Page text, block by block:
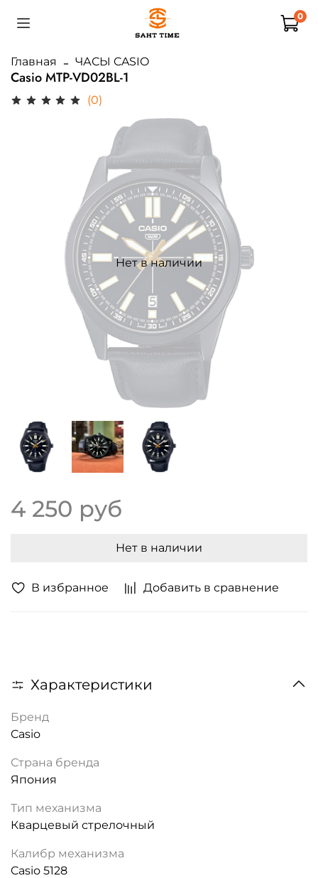
0
Главная ЧАСЫ CASIO
Casio MTP-VD02BL-1
(0)
В избранное Добавить в сравнение
Нет в наличии
4 250 руб
Нет в наличии
Характеристики
Бренд
Casio
Страна бренда
Япония
Тип механизма
Кварцевый стрелочный
Калибр механизма
Casio 5128